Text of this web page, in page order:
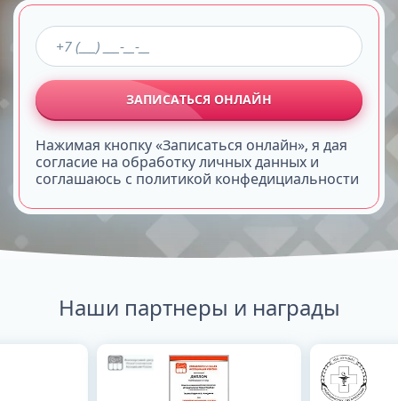
ЗАПИСАТЬСЯ ОНЛАЙН
Нажимая кнопку «Записаться онлайн», я дая
согласие на обработку личных данных и
соглашаюсь с политикой конфедициальности
Наши партнеры и награды